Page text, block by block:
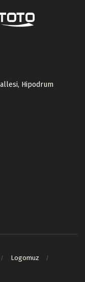
Hipodrum
Logomuz